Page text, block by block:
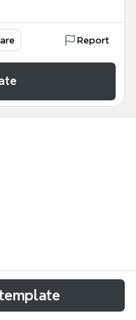
Report
会 マインドマップ
を効率化するために